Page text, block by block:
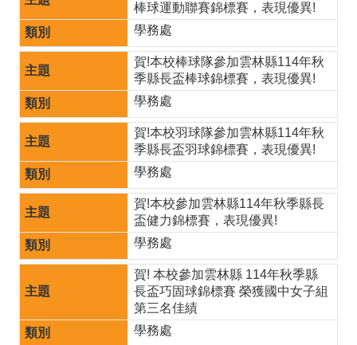
平
專
口
說
專
宣
棒球運動聯賽錦標賽，表現優異!
學務處
賀!本校棒球隊參加雲林縣114年秋
季縣長盃棒球錦標賽，表現優異!
學務處
賀!本校羽球隊參加雲林縣114年秋
季縣長盃羽球錦標賽，表現優異!
學務處
賀!本校參加雲林縣114年秋季縣長
盃健力錦標賽，表現優異!
學務處
賀! 本校參加雲林縣 114年秋季縣
長盃巧固球錦標賽 榮獲國中女子組
第三名佳績
學務處